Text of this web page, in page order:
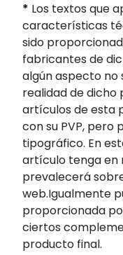
* Los textos que
características
sido
fabricantes de
algún aspecto no
realidad de dicho
artículos de esta
con su PVP,
tipográfico. En
artículo tenga en
prevalecerá
web.Igualmente
proporcionada
ciertos
producto final.